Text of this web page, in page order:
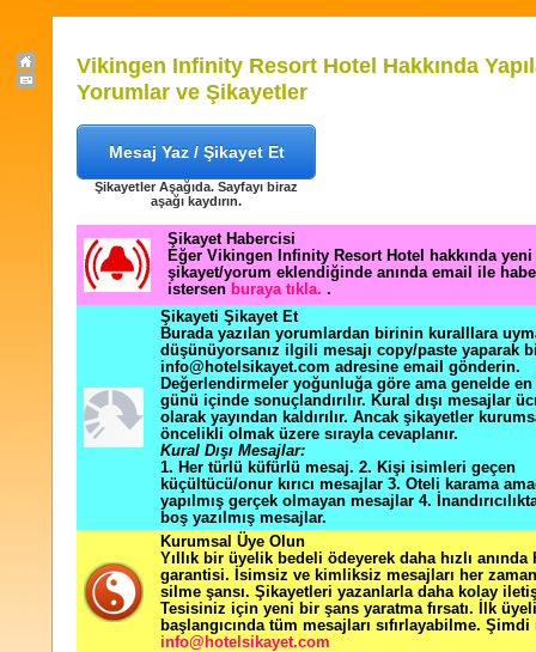
Vikingen Infinity Resort Hotel Hakkında
Yorumlar ve Şikayetler
Mesaj Yaz / Şikayet Et
Şikayetler Aşağıda. Sayfayı biraz
aşağı kaydırın.
Şikayet Habercisi
Eğer Vikingen Infinity Resort Hotel hakkında
şikayet/yorum eklendiğinde anında email ile
istersen buraya tıkla. .
Şikayeti Şikayet Et
Burada yazılan yorumlardan birinin kuralllara
düşünüyorsanız ilgili mesajı copy/paste yaparak
info@hotelsikayet.com adresine email gönderin.
Değerlendirmeler yoğunluğa göre ama genelde
günü içinde sonuçlandırılır. Kural dışı mesajlar
olarak yayından kaldırılır. Ancak şikayetler
öncelikli olmak üzere sırayla cevaplanır.
Kural Dışı Mesajlar:
1. Her türlü küfürlü mesaj. 2. Kişi isimleri geçen
küçültücü/onur kırıcı mesajlar 3. Oteli karama
yapılmış gerçek olmayan mesajlar 4.
boş yazılmış mesajlar.
Kurumsal Üye Olun
Yıllık bir üyelik bedeli ödeyerek daha hızlı
garantisi. İsimsiz ve kimliksiz mesajları her zaman
silme şansı. Şikayetleri yazanlarla daha kolay
Tesisiniz için yeni bir şans yaratma fırsatı. İlk
başlangıcında tüm mesajları sıfırlayabilme. Şimdi
info@hotelsikayet.com